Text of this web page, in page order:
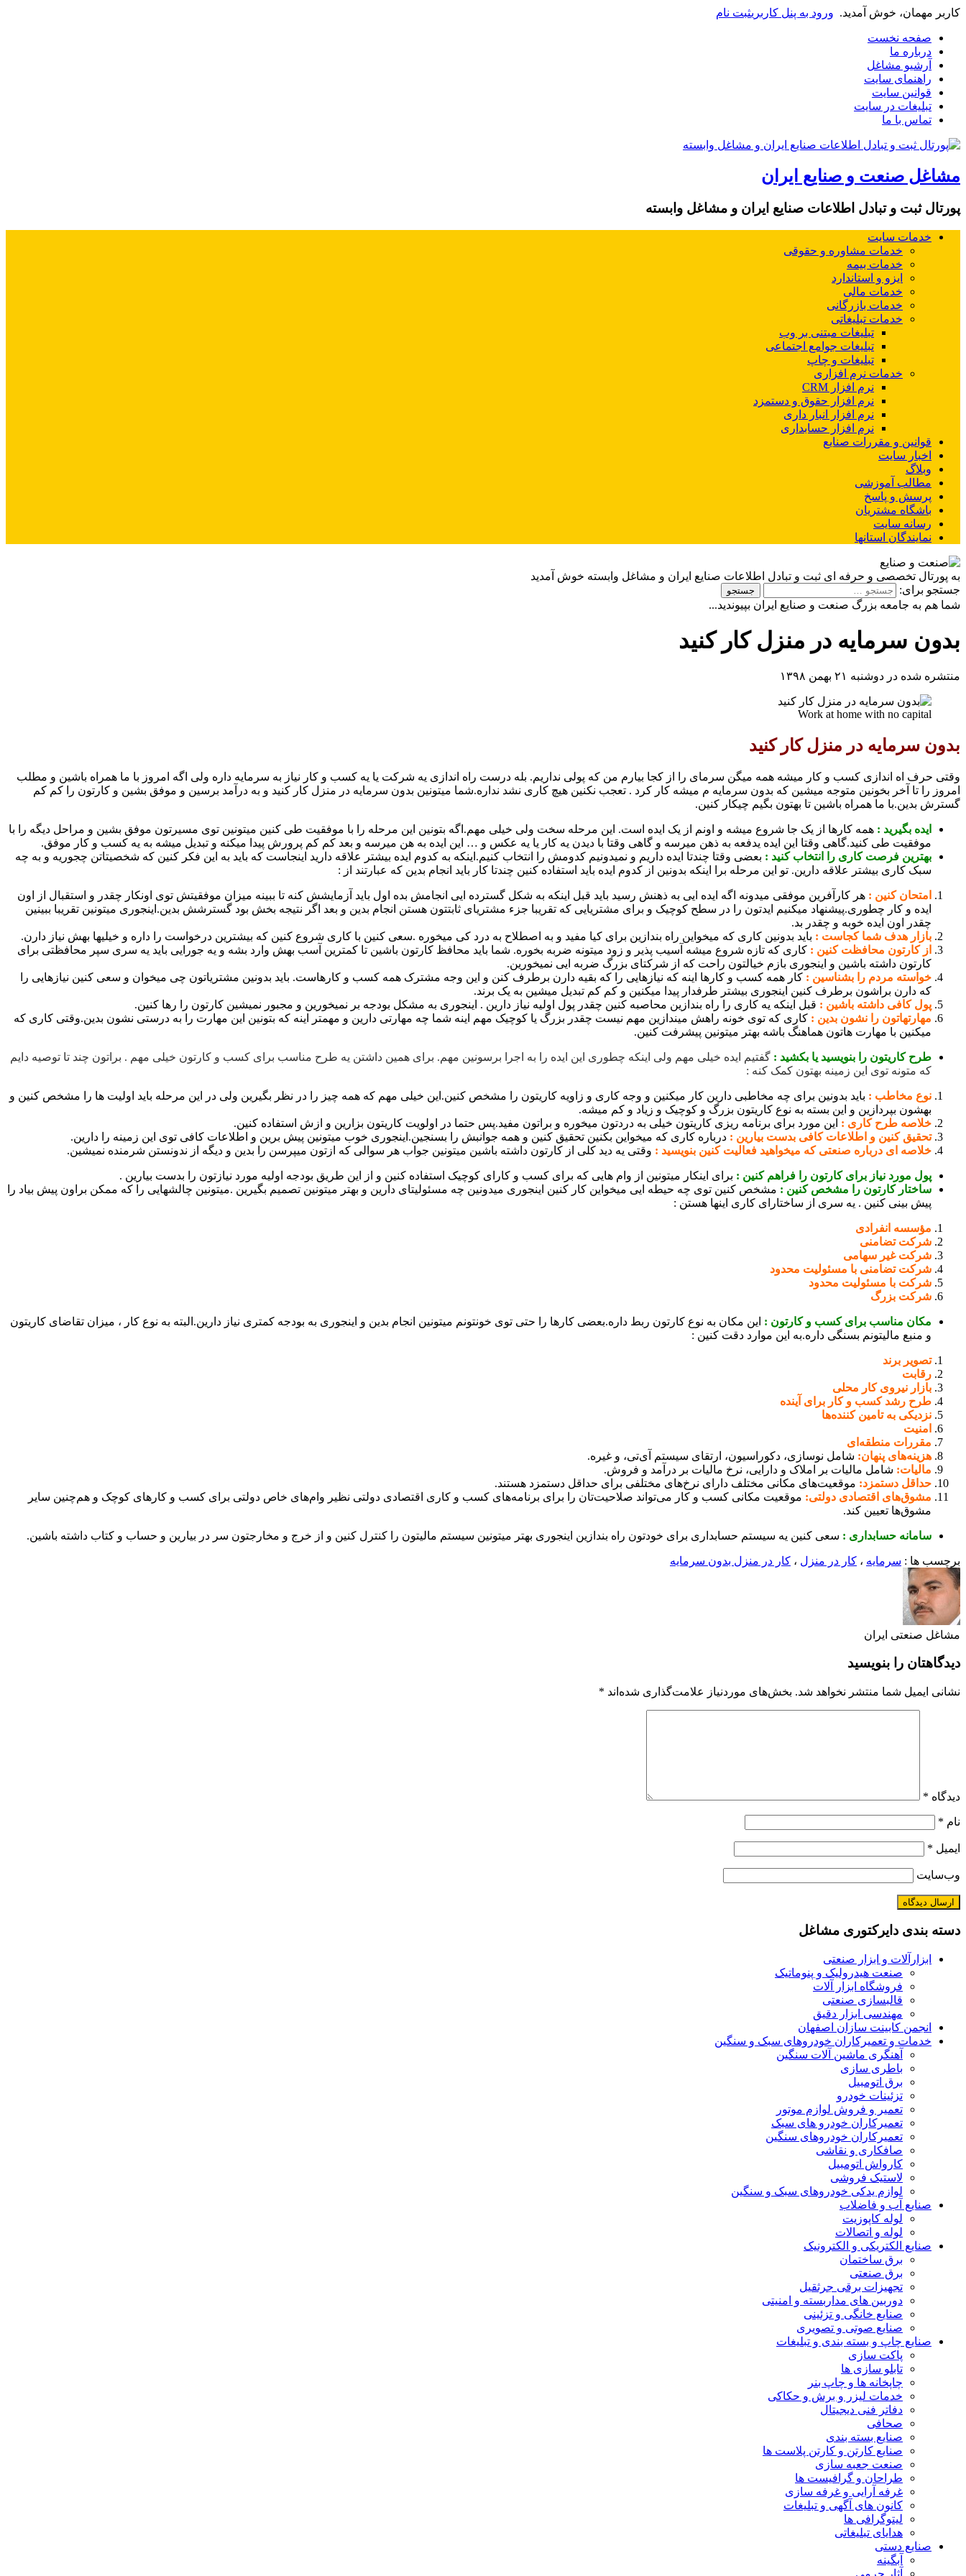
کاربر مهمان، خوش آمدید. ورود به پنل کاربریثبت نام
صفحه نخست
درباره ما
آرشیو مشاغل
راهنمای سایت
قوانین سایت
تبلیغات در سایت
تماس با ما
مشاغل صنعت و صنایع ایران
پورتال ثبت و تبادل اطلاعات صنایع ایران و مشاغل وابسته
خدمات سایت
خدمات مشاوره و حقوقی
خدمات بیمه
ایزو و استاندارد
خدمات مالی
خدمات بازرگانی
خدمات تبلیغاتی
تبلیغات مبتنی بر وب
تبلیغات جوامع اجتماعی
تبلیغات و چاپ
خدمات نرم افزاری
نرم افزار CRM
نرم افزار حقوق و دستمزد
نرم افزار انبار داری
نرم افزار حسابداری
قوانین و مقررات صنایع
اخبار سایت
وبلاگ
مطالب آموزشی
پرسش و پاسخ
باشگاه مشتریان
رسانه سایت
نمایندگان استانها
به پورتال تخصصی و حرفه ای ثبت و تبادل اطلاعات صنایع ایران و مشاغل وابسته خوش آمدید
جستجو برای:
شما هم به جامعه بزرگ صنعت و صنایع ایران بپیوندید...
بدون سرمایه در منزل کار کنید
منتشره شده در دوشنبه ۲۱ بهمن ۱۳۹۸
Work at home with no capital
بدون سرمایه در منزل کار کنید
وقتی حرف اه اندازی کسب و کار میشه همه میگن سرمای را از کجا بیارم من که پولی نداریم. بله درست راه اندازی یه شرکت یا یه کسب و کار نیاز به سرمایه داره ولی اگه امروز با ما همراه باشین و مطلب
امروز را تا آخر بخونین متوجه میشین که بدون سرمایه م میشه کار کرد . تعجب نکنین هیچ کاری نشد نداره.شما میتونین بدون سرمایه در منزل کار کنید و به درآمد برسین و موفق بشین و کارتون را کم کم
گسترش بدین.با ما همراه باشین تا بهتون بگیم چیکار کنین.
ایده بگیرید : همه کارها از یک جا شروع میشه و اونم از یک ایده است. این مرحله سخت ولی خیلی مهم.اگه بتونین این مرحله را با موفقیت طی کنین میتونین توی مسیرتون موفق بشین و مراحل دیگه را با
موفقیت طی کنید.گاهی وقتا این ایده یدفعه به ذهن میرسه و گاهی وقتا با دیدن یه کار یا یه عکس و … این ایده به هن میرسه و بعد کم کم پرورش پیدا میکنه و تبدیل میشه به یه کسب و کار موفق.
بهترین فرصت کاری را انتخاب کنید : بعضی وقتا چندتا ایده داریم و نمیدونیم کدومش را انتخاب کنیم.اینکه به کدوم ایده بیشتر علاقه دارید اینجاست که باید به این فکر کنین که شخصیتاتن چجوریه و به چه
سبک کاری بیشتر علاقه دارین. تو این مرحله برا اینکه بدونین از کدوم ایده باید استفاده کنین چندتا کار باید انجام بدین که عبارتند از :
امتحان کنین : هر کارآفرین موفقی میدونه اگه ایده ایی به ذهنش رسید باید قبل اینکه به شکل گسترده ایی انجامش بده اول باید آزمایشش کنه تا ببینه میزان موفقیتش توی اونکار چقدر و استقبال از اون
ایده و کار چطوری.پیشنهاد میکنیم ایدتون را در سطح کوچیک و برای مشتریایی که تقریبا جزء مشتریای ثابتتون هستن انجام بدین و بعد اگر نتیجه بخش بود گسترشش بدین.اینجوری میتونین تقریبا ببینین
چقدر اون ایده خوبه و چقدر بد.
بازار هدف شما کجاست : باید بدونین کاری که میخواین راه بندازین برای کیا مفید و به اصطلاح به درد کی میخوره .سعی کنین با کاری شروع کنین که بیشترین درخواست را داره و خیلیها بهش نیاز دارن.
از کارتون محافظت کنین : کاری که تازه شروع میشه آسیب پذیر و زود میتونه ضربه بخوره. شما باید محافظ کارتون باشین تا کمترین آسب بهش وارد بشه و یه جورایی باید یه سری سپر محافظتی برای
کارتون داشته باشین و اینجوری بازم خیالتون راحت که از شرکتای بزرگ ضربه ایی نمیخورین.
خواسته مردم را بشناسین : کار همه کسب و کارها اینه که نیازهایی را که بقیه دارن برطرف کنن و این وجه مشترک همه کسب و کارهاست. باید بدونین مشتریاتون چی میخوان و سعی کنین نیازهایی را
که دارن براشون برطرف کنین اینجوری بیشتر طرفدار پیدا میکنین و کم کم تبدیل میشین به یک برند.
پول کافی داشته باشین : قبل اینکه یه کاری را راه بندازین محاصبه کنین چقدر پول اولیه نیاز دارین . اینجوری به مشکل بودجه بر نمیخورین و مجبور نمیشین کارتون را رها کنین.
مهارتهاتون را نشون بدین : کاری که توی خونه راهش میندازین مهم نیست چقدر بزرگ یا کوچیک مهم اینه شما چه مهارتی دارین و مهمتر اینه که بتونین این مهارت را به درستی نشون بدین.وقتی کاری که
میکنین با مهارت هاتون هماهنگ باشه بهتر میتونین پیشرفت کنین.
طرح کاریتون را بنویسید یا بکشید : گفتیم ایده خیلی مهم ولی اینکه چطوری این ایده را به اجرا برسونین مهم. برای همین داشتن یه طرح مناسب برای کسب و کارتون خیلی مهم . براتون چند تا توصیه دایم
که متونه توی این زمینه بهتون کمک کنه :
نوع مخاطب : باید بدونین برای چه مخاطبی دارین کار میکنین و وجه کاری و زاویه کاریتون را مشخص کنین.این خیلی مهم که همه چیز را در نظر بگیرین ولی در این مرحله باید اولیت ها را مشخص کنین و
بهشون بپردازین و این بسته به نوع کاریتون بزرگ و کوچیک و زیاد و کم میشه.
خلاصه طرح کاری : این مورد برای برنامه ریزی کاریتون خیلی به دردتون میخوره و براتون مفید.پس حتما در اولویت کاریتون بزارین و ازش استفاده کنین.
تحقیق کنین و اطلاعات کافی بدست بیارین : درباره کاری که میخواین بکنین تحقیق کنین و همه جوانبش را بسنجین.اینجوری خوب میتونین پیش برین و اطلاعات کافی توی این زمینه را دارین.
خلاصه ای درباره صنعتی که میخواهید فعالیت کنین بنویسید : وقتی یه دید کلی از کارتون داشته باشین میتونین جواب هر سوالی که ازتون میپرسن را بدین و دیگه از ندونستن شرمنده نمیشین.
پول مورد نیاز برای کارتون را فراهم کنین : برای اینکار میتونین از وام هایی که برای کسب و کارای کوچیک استفاده کنین و از این طریق بودجه اولیه مورد نیازتون را بدست بیارین .
ساختار کارتون را مشخص کنین : مشخص کنین توی چه حیطه ایی میخواین کار کنین اینجوری میدونین چه مسئولیتای دارین و بهتر میتونین تصمیم بگیرین .میتونین چالشهایی را که ممکن براون پیش بیاد را
پیش بینی کنین . یه سری از ساختارای کاری اینها هستن :
مؤسسه انفرادی
شرکت تضامنی
شرکت غیر سهامی
شرکت تضامنی با مسئولیت محدود
شرکت با مسئولیت محدود
شرکت بزرگ
مکان مناسب برای کسب و کارتون : این مکان به نوع کارتون ربط داره.بعضی کارها را حتی توی خونتونم میتونین انجام بدین و اینجوری به بودجه کمتری نیاز دارین.البته به نوع کار ، میزان تقاضای کاریتون
و منبع مالیتونم بسنگی داره.به این موارد دقت کنین :
تصویر برند
رقابت
بازار نیروی کار محلی
طرح رشد کسب و کار برای آینده
نزدیکی به تامین کننده‌ها
امنیت
مقررات منطقه‌ای
هزینه‌های پنهان: شامل نوسازی، دکوراسیون، ارتقای سیستم آی‌تی، و غیره.
مالیات: شامل مالیات بر املاک و دارایی، نرخ مالیات بر درآمد و فروش.
حداقل دستمزد: موقعیت‌های مکانی مختلف دارای نرخ‌های مختلفی برای حداقل دستمزد هستند.
مشوق‌های اقتصادی دولتی: موقعیت مکانی کسب و کار می‌تواند صلاحیت‌تان را برای برنامه‌های کسب و کاری اقتصادی دولتی نظیر وام‌های خاص دولتی برای کسب و کار‌های کوچک و هم‌چنین سایر
مشوق‌ها تعیین کند.
سامانه حسابداری : سعی کنین یه سیستم حسابداری برای خودتون راه بندازین اینجوری بهتر میتونین سیستم مالیتون را کنترل کنین و از خرج و مخارجتون سر در بیارین و حساب و کتاب داشته باشین.
برچسب ها : سرمایه ، کار در منزل ، کار در منزل بدون سرمایه
مشاغل صنعتی ایران
دیدگاهتان را بنویسید
نشانی ایمیل شما منتشر نخواهد شد. بخش‌های موردنیاز علامت‌گذاری شده‌اند *
دیدگاه *
نام *
ایمیل *
وب‌سایت
دسته بندی دایرکتوری مشاغل
ابزارآلات و ابزار صنعتی
صنعت هیدرولیک و پنوماتیک
فروشگاه ابزار آلات
قالبسازی صنعتی
مهندسی ابزار دقیق
انجمن کابینت سازان اصفهان
خدمات و تعمیرکاران خودروهای سبک و سنگین
آهنگری ماشین آلات سنگین
باطری سازی
برق اتومبیل
تزئینات خودرو
تعمیر و فروش لوازم موتور
تعمیرکاران خودرو های سبک
تعمیرکاران خودروهای سنگین
صافکاری و نقاشی
کارواش اتومبیل
لاستیک فروشی
لوازم یدکی خودروهای سبک و سنگین
صنایع آب و فاضلاب
لوله کاپوزیت
لوله و اتصالات
صنایع الکتریکی و الکترونیک
برق ساختمان
برق صنعتی
تجهیزات برقی جرثقیل
دوربین های مداربسته و امنیتی
صنایع خانگی و تزئینی
صنایع صوتی و تصویری
صنایع چاپ و بسته بندی و تبلیغات
پاکت سازی
تابلو سازی ها
چاپخانه ها و چاپ بنر
خدمات لیزر و برش و حکاکی
دفاتر فنی دیجیتال
صحافی
صنایع بسته بندی
صنایع کارتن و کارتن پلاست ها
صنعت جعبه سازی
طراحان و گرافیست ها
غرفه آرایی و غرفه سازی
کانون های آگهی و تبلیغات
لیتوگرافی ها
هدایای تبلیغاتی
صنایع دستی
آبگینه
آثار چرمی